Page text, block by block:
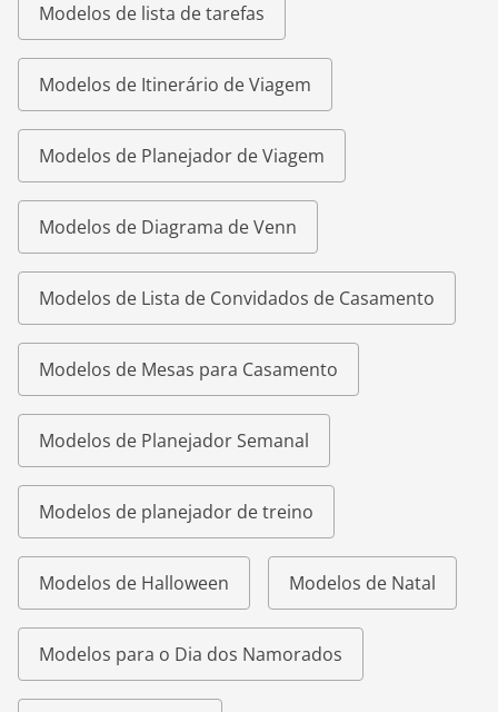
Modelos de lista de tarefas
Modelos de Itinerário de Viagem
Modelos de Planejador de Viagem
Modelos de Diagrama de Venn
Modelos de Lista de Convidados de Casamento
Modelos de Mesas para Casamento
Modelos de Planejador Semanal
Modelos de planejador de treino
Modelos de Halloween Modelos de Natal
Modelos para o Dia dos Namorados